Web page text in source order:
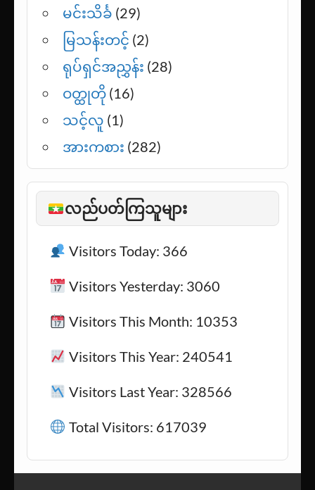
ပရိုမိုးရှင်းများ
ပါရဂူ(1)
မင်းသိင်္ခ(29)
မြသန်းတင့်(2)
ရုပ်ရှင်အညွှန်း
ဝတ္ထုတို(16)
သင့်လူ(1)
အားကစား(282)